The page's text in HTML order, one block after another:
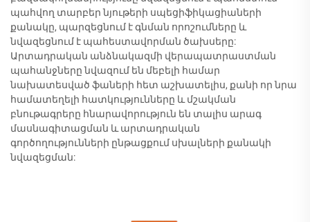
պահվող տարբեր նյութերի սպեցիֆիկացիաների
քանակը, պարզեցնում է գնման որոշումները և
նվազեցնում է պահեստավորման ծախսերը:
Արտադրական անձնակազմի վերապատրաստման
պահանջները նվազում են մեբելի համար
նախատեսված ֆաների հետ աշխատելիս, քանի որ նրա
համատեղելի հատկությունները և մշակման
բնութագրերը հնարավորություն են տալիս արագ
մասնագիտացման և արտադրական
գործողությունների ընթացքում սխալների քանակի
նվազեցման: